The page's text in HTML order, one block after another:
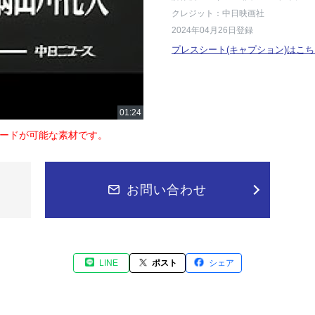
が可能な素材です。
クレジット：中日映画社
2024年04月26日登録
プレスシート(キャプション)はこ
お問い合わせ
LINE ポスト シェア